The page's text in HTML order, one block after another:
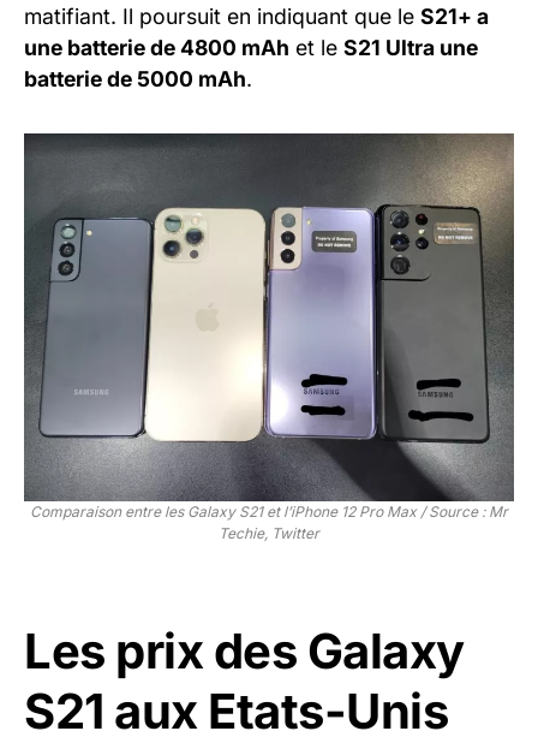
matifiant. Il poursuit en indiquant que le S21+ a
une batterie de 4800 mAh et le S21 Ultra une
batterie de 5000 mAh.
Comparaison entre les Galaxy S21 et l’iPhone 12 Pro Max / Source : Mr
Techie, Twitter
Les prix des Galaxy
S21 aux Etats-Unis